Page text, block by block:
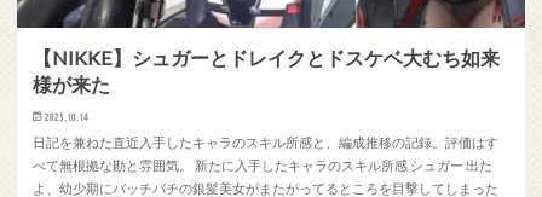
【NIKKE】シュガーとドレイクとドスケベ大むち如来
様が来た
2025.10.14
日記を兼ねた直近入手したキャラのスキル所感と、編成推移の記録。評価はす
べて無根拠な勘と雰囲気。 新たに入手したキャラのスキル所感 シュガー 出た
よ、幼少期にバッチバチの銀髪美女がまたがってるところを目撃してしまった